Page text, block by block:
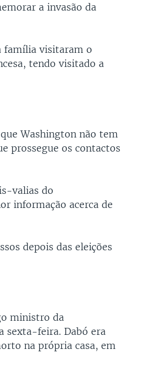
a invasão da
família visitaram o
tendo visitado a
Washington não tem
prossegue os contactos
valias do
informação acerca de
depois das eleições
ministro da
sexta-feira. Dabó era
na própria casa, em